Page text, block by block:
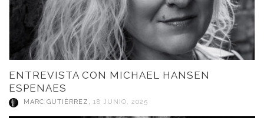
ENTREVISTA CON MICHAEL HANSEN
ESPENAES
MARC GUTIÉRREZ , 18 JUNIO, 2025